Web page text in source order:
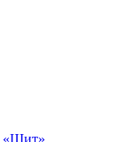
«Щит»